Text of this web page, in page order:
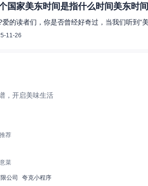
国家美东时间是指什么时间美东时
的读者们，你是否曾经好奇过，当我们听到“
11-26
，开启美味生活
荐
菜
公司 夸克小程序